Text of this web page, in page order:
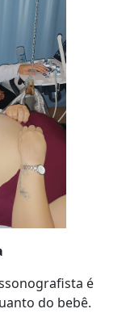
é
do bebê.